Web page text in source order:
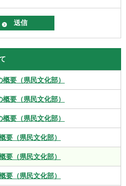
要（県民文化部）
要（県民文化部）
要（県民文化部）
要（県民文化部）
要（県民文化部）
要（県民文化部）